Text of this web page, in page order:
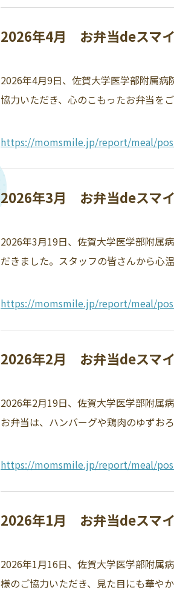
2026年4月 お弁当deスマ
2026年4月9日、佐賀大学医学部附属
協力いただき、心のこもったお弁当を
https://momsmile.jp/report/meal/
2026年3月 お弁当deスマ
2026年3月19日、佐賀大学医学部附属
だきました。スタッフの皆さんから心
https://momsmile.jp/report/meal/
2026年2月 お弁当deスマ
2026年2月19日、佐賀大学医学部附属
お弁当は、ハンバーグや鶏肉のゆずお
https://momsmile.jp/report/meal/
2026年1月 お弁当deスマ
2026年1月16日、佐賀大学医学部附属
様のご協力いただき、見た目にも華や